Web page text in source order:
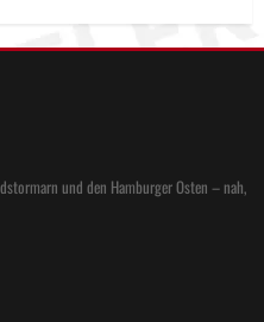
und den Hamburger Osten – nah,